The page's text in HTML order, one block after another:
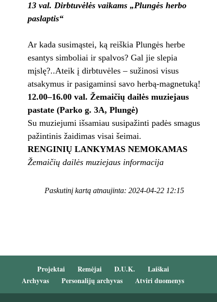
13 val. Dirbtuvėlės vaikams „Plungės herbo
paslaptis“
Ar kada susimąstei, ką reiškia Plungės herbe
esantys simboliai ir spalvos? Gal jie slepia
mįslę?..Ateik į dirbtuvėles – sužinosi visus
atsakymus ir pasigaminsi savo herbą-magnetuką!
12.00–16.00 val. Žemaičių dailės muziejaus
pastate (Parko g. 3A, Plungė)
Su muziejumi išsamiau susipažinti padės smagus
pažintinis žaidimas visai šeimai.
RENGINIŲ LANKYMAS NEMOKAMAS
Žemaičių dailės muziejaus informacija
Paskutinį kartą atnaujinta: 2024-04-22 12:15
Projektai Remėjai D.U.K.
Laiškai
Archyvas
Personalijų archyvas Atviri duomenys